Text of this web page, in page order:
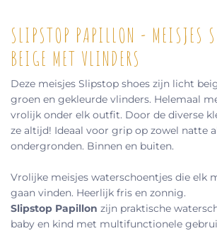
SLIPSTOP PAPILLON - MEISJES
BEIGE MET VLINDERS
Deze meisjes Slipstop shoes zijn licht
groen en gekleurde vlinders. Helemaal
vrolijk onder elk outfit. Door de diverse
ze altijd! Ideaal voor grip op zowel natte
ondergronden. Binnen en buiten.
Vrolijke meisjes waterschoentjes die elk
gaan vinden. Heerlijk fris en zonnig.
Slipstop Papillon zijn praktische
baby en kind met multifunctionele